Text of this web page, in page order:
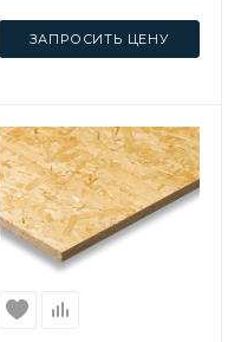
ЗАПРОСИТЬ ЦЕНУ